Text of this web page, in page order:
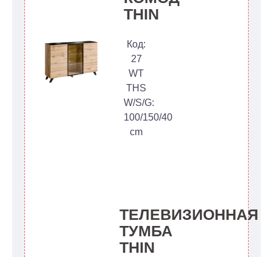
THIN
Код:
27
WT
THS
W/S/G:
100/150/40
cm
ТЕЛЕВИЗИОННАЯ
ТУМБА
THIN